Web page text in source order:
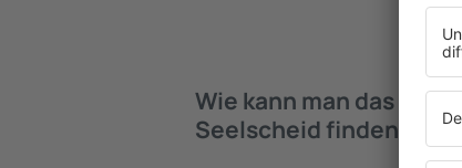
Wie kann man das
Seelscheid finden?